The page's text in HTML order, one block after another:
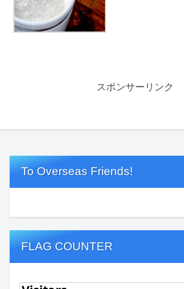
スポンサーリンク
To Overseas Friends!
FLAG COUNTER